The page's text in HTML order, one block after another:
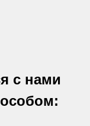
с нами